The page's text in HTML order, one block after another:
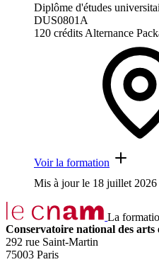
Diplôme d'études
DUS0801A
120 crédits Alternance
Voir la formation
Mis à jour le 18 juillet 2026
La
Conservatoire national des arts
292 rue Saint-Martin
75003 Paris